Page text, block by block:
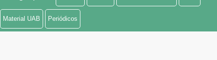
Ministério de Minas e Energia
Material UAB Periódicos